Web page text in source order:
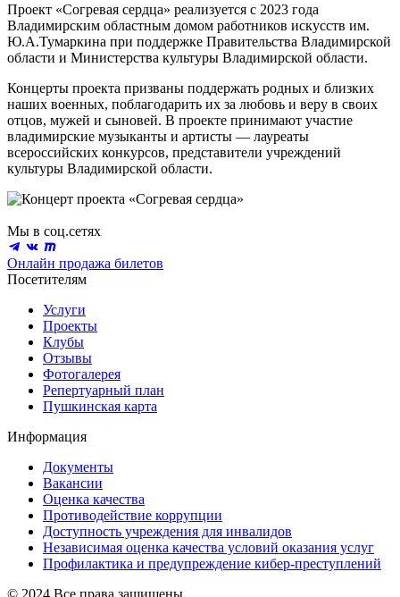
Проект «Согревая сердца» реализуется с 2023 года
Владимирским областным домом работников искусств им.
Ю.А.Тумаркина при поддержке Правительства Владимирской
области и Министерства культуры Владимирской области.
Концерты проекта призваны поддержать родных и близких
наших военных, поблагодарить их за любовь и веру в своих
отцов, мужей и сыновей. В проекте принимают участие
владимирские музыканты и артисты — лауреаты
всероссийских конкурсов, представители учреждений
культуры Владимирской области.
Мы в соц.сетях
Онлайн продажа билетов
Посетителям
Услуги
Проекты
Клубы
Отзывы
Фотогалерея
Репертуарный план
Пушкинская карта
Информация
Документы
Вакансии
Оценка качества
Противодействие коррупции
Доступность учреждения для инвалидов
Независимая оценка качества условий оказания услуг
Профилактика и предупреждение кибер-преступлений
© 2024 Все права защищены